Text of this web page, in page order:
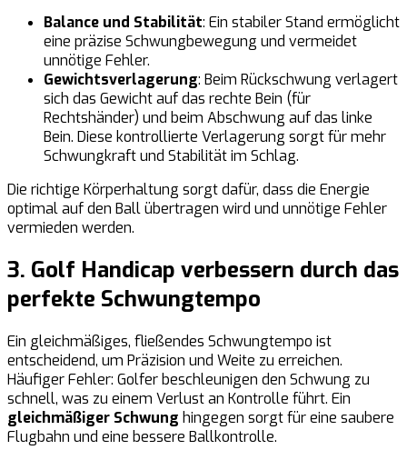
Balance und Stabilität: Ein stabiler Stand ermöglicht
eine präzise Schwungbewegung und vermeidet
unnötige Fehler.
Gewichtsverlagerung: Beim Rückschwung verlagert
sich das Gewicht auf das rechte Bein (für
Rechtshänder) und beim Abschwung auf das linke
Bein. Diese kontrollierte Verlagerung sorgt für mehr
Schwungkraft und Stabilität im Schlag.
Die richtige Körperhaltung sorgt dafür, dass die Energie
optimal auf den Ball übertragen wird und unnötige Fehler
vermieden werden.
3. Golf Handicap verbessern durch das
perfekte Schwungtempo
Ein gleichmäßiges, fließendes Schwungtempo ist
entscheidend, um Präzision und Weite zu erreichen.
Häufiger Fehler: Golfer beschleunigen den Schwung zu
schnell, was zu einem Verlust an Kontrolle führt. Ein
gleichmäßiger Schwung hingegen sorgt für eine saubere
Flugbahn und eine bessere Ballkontrolle.